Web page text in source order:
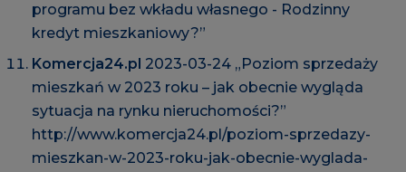
programu bez wkładu własnego - Rodzinny
kredyt mieszkaniowy?”
Komercja24.pl 2023-03-24 „Poziom sprzedaży
mieszkań w 2023 roku – jak obecnie wygląda
sytuacja na rynku nieruchomości?”
http://www.komercja24.pl/poziom-sprzedazy-
mieszkan-w-2023-roku-jak-obecnie-wyglada-